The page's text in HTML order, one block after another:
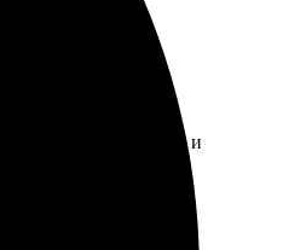
Доставили быстро и